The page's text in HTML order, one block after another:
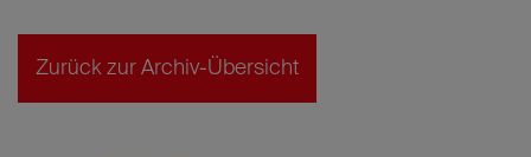
Zurück zur Archiv-Übersicht